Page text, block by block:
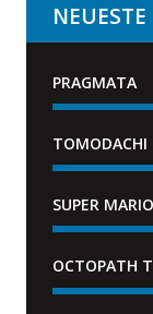
NEUESTE
PRAGMATA
TOMODACHI
OCTOPATH